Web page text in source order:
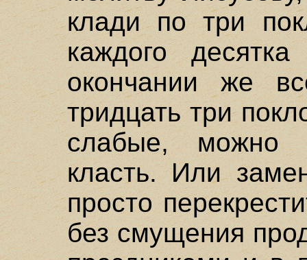
клади по три
каждого
окончании же
тридцать три
слабые, можно
класть. Или
просто
без смущения